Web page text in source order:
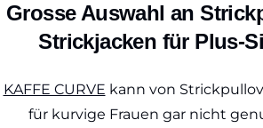
Grosse Auswahl an
Strickjacken für Plus-
KAFFE CURVE kann von
für kurvige Frauen gar nicht